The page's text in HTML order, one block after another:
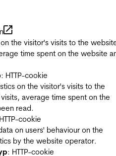
the visitor's visits to the
time spent on the website
: HTTP-cookie
on the visitor's visits to the
average time spent on the
read.
cookie
on users' behaviour on the
by the website operator.
: HTTP-cookie